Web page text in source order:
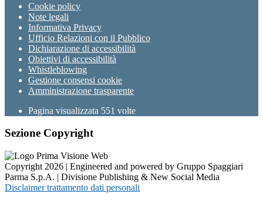
Cookie policy
Note legali
Informativa Privacy
Ufficio Relazioni con il Pubblico
Dichiarazione di accessibilità
Obiettivi di accessibilità
Whistleblowing
Gestione consensi cookie
Amministrazione trasparente
Pagina visualizzata 551 volte
Sezione Copyright
Copyright 2026 | Engineered and powered by Gruppo Spaggiari
Parma S.p.A. | Divisione Publishing & New Social Media
Disclaimer trattamento dati personali